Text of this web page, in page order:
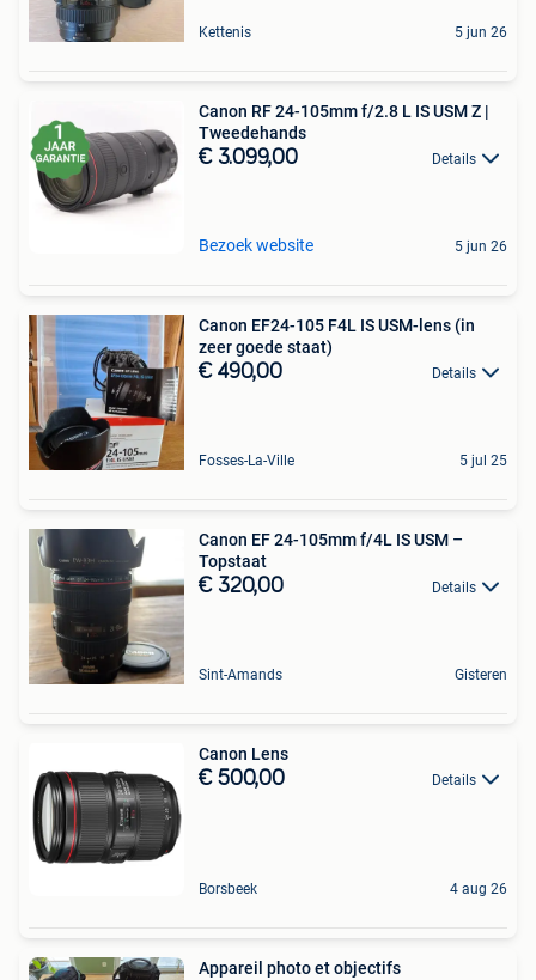
Kettenis 5 jun 26
Canon RF 24-105mm f/2.8 L IS USM Z |
Tweedehands
€ 3.099,00 Details
Bezoek website 5 jun 26
Canon EF24-105 F4L IS USM-lens (in
zeer goede staat)
€ 490,00 Details
Fosses-La-Ville 5 jul 25
Canon EF 24-105mm f/4L IS USM –
Topstaat
€ 320,00 Details
Sint-Amands Gisteren
Canon Lens
€ 500,00 Details
Borsbeek 4 aug 26
Appareil photo et objectifs